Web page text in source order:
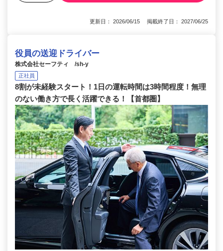
更新日： 2026/06/15 掲載終了日： 2027/06/25
役員の送迎ドライバー
株式会社セーフティ /sh-y
正社員
8割が未経験スタート！1日の運転時間は3時間程度！無理
のない働き方で長く活躍できる！【首都圏】